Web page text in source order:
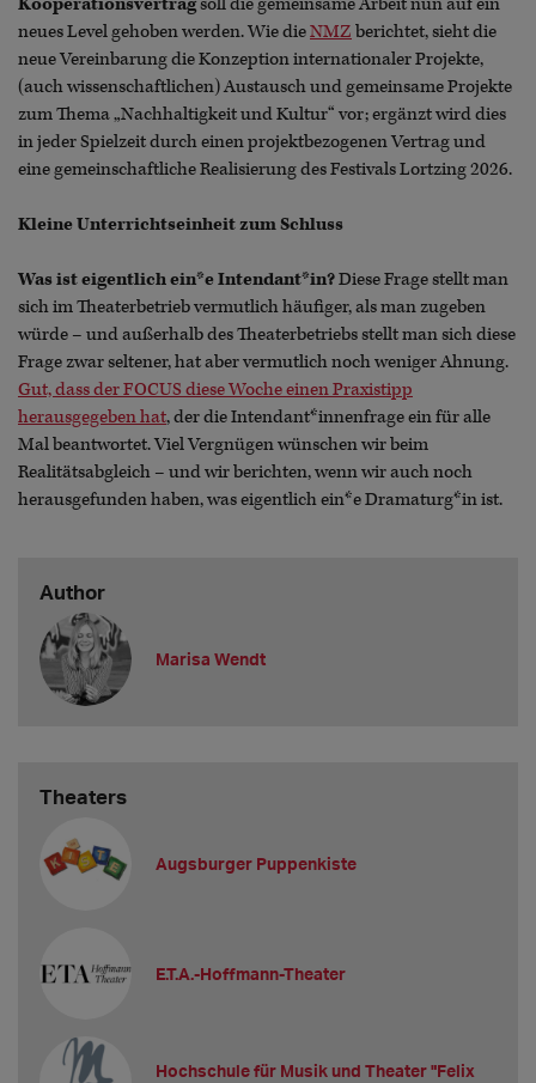
Kooperationsvertragsoll die gemeinsame Arbeit nun auf ein
neues Level gehoben werden. Wie dieNMZ berichtet, sieht die
neue Vereinbarung die Konzeption internationaler Projekte,
(auch wissenschaftlichen) Austausch und gemeinsame Projekte
zum Thema „Nachhaltigkeit und Kultur“ vor; ergänzt wird dies
in jeder Spielzeit durch einen projektbezogenen Vertrag und
eine gemeinschaftliche Realisierung des Festivals Lortzing 2026.
Kleine Unterrichtseinheit zum Schluss
Was ist eigentlich ein*e Intendant*in?Diese Frage stellt man
sich im Theaterbetrieb vermutlich häufiger, als man zugeben
würde – und außerhalb des Theaterbetriebs stellt man sich diese
Frage zwar seltener, hat aber vermutlich noch weniger Ahnung.
Gut, dass der FOCUS diese Woche einen Praxistipp
herausgegeben hat, der die Intendant*innenfrage ein für alle
Mal beantwortet. Viel Vergnügen wünschen wir beim
Realitätsabgleich – und wir berichten, wenn wir auch noch
herausgefunden haben, was eigentlich ein*e Dramaturg*in ist.
Author
Marisa Wendt
Theaters
Augsburger Puppenkiste
E.T.A.-Hoffmann-Theater
Hochschule für Musik und Theater "Felix